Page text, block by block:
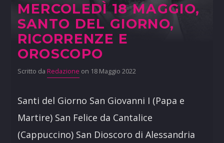
MERCOLEDÌ 18 MAGGIO,
SANTO DEL GIORNO,
RICORRENZE E
OROSCOPO
Scritto da Redazione on 18 Maggio 2022
Santi del Giorno San Giovanni I (Papa e
Martire) San Felice da Cantalice
(Cappuccino) San Dioscoro di Alessandria